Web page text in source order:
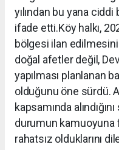
yılından bu yana ciddi
ifade etti.Köy halkı,
bölgesi ilan
doğal afetler değil,
yapılması planlanan
olduğunu öne sürdü.
kapsamında
durumun kamuoyuna
rahatsız olduklarını